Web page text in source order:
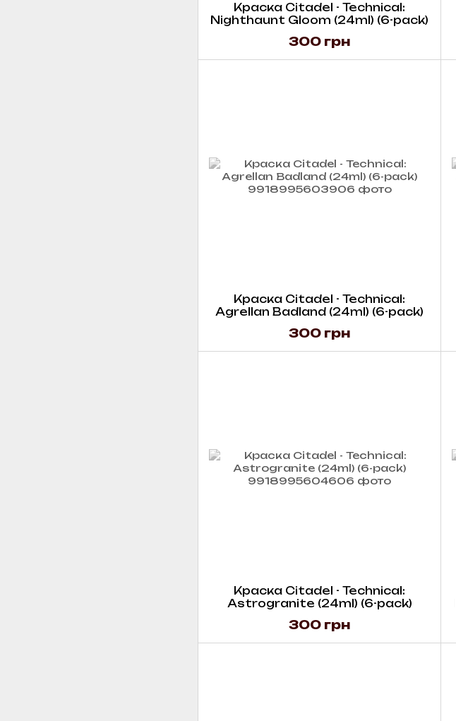
Краска Citadel - Technical:
Nighthaunt Gloom (24ml) (6-pack)
300 грн
Краска Citadel - Technical:
Agrellan Badland (24ml) (6-pack)
300 грн
Краска Citadel - Technical:
Astrogranite (24ml) (6-pack)
300 грн